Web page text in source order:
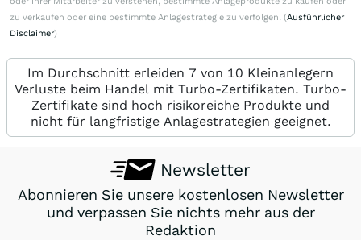
zu verkaufen oder eine bestimmte Anlagestrategie zu verfolgen. (Ausführlicher
Disclaimer)
Im Durchschnitt erleiden 7 von 10 Kleinanlegern
Verluste beim Handel mit Turbo-Zertifikaten. Turbo-
Zertifikate sind hoch risikoreiche Produkte und
nicht für langfristige Anlagestrategien geeignet.
Newsletter
Abonnieren Sie unsere kostenlosen Newsletter
und verpassen Sie nichts mehr aus der
Redaktion